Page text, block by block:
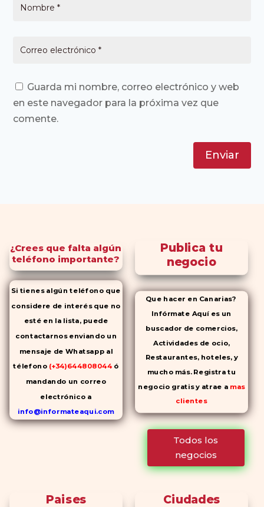
Guarda mi nombre, correo electrónico y web
en este navegador para la próxima vez que
comente.
Enviar
¿Crees que falta algún
teléfono importante?
Si tienes algún teléfono que
considere de interés que no
esté en la lista, puede
contactarnos enviando un
mensaje de Whatsapp al
télefono (+34)644808044 ó
mandando un correo
electrónico a
info@informateaqui.com
Mientras que antes la
cambio de los tiempos ha
Publica tu
negocio
Que hacer en Canarias?
Infórmate Aquí es un
buscador de comercios,
Actividades de ocio,
Restaurantes, hoteles, y
mucho más. Registra tu
negocio gratis y atrae a mas
clientes
Todos los
negocios
Paises Ciudades